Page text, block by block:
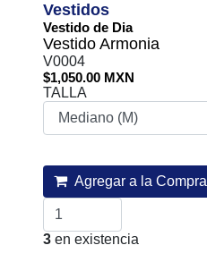
Vestidos
Vestido de Dia
Vestido Armonia
V0004
$1,050.00 MXN
TALLA
Agregar a la Compra
3en existencia